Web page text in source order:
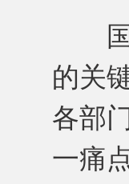
国
的关
各部
一痛